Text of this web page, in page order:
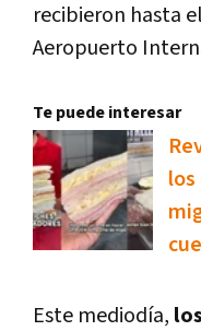
recibieron hasta
Aeropuerto
Te puede interesar
Este mediodía,